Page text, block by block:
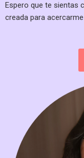
Espero que te sientas
creada para